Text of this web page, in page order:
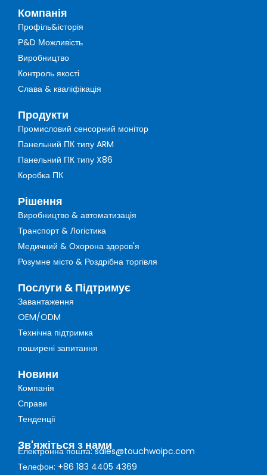
Компанія
Профіль&історія
Р&D Можливість
Виробництво
Контроль якості
Слава & кваліфікація
Продукти
Промисловий сенсорний монітор
Панельний ПК типу ARM
Панельний ПК типу X86
Коробка ПК
Рішення
Виробництво & автоматизація
Транспорт & Логістика
Медичний & Охорона здоров'я
Розумне місто & Роздрібна торгівля
Послуги & Підтримує
Завантаження
OEM/ODM
Технічна підтримка
поширені запитання
Новини
Компанія
Справи
Тенденції
Зв'яжіться з нами
Електронна пошта: sales@touchwoipc.com
Телефон: +86 183 4405 4369